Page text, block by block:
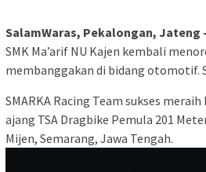
SalamWaras, Pekalongan, Jateng
SMK Ma’arif NU Kajen kembali
membanggakan di bidang otomotif.
SMARKA Racing Team sukses
ajang TSA Dragbike Pemula 201
Mijen, Semarang, Jawa Tengah.